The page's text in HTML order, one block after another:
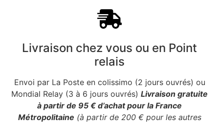
Livraison chez vous ou en Point
relais
Envoi par La Poste en colissimo (2 jours ouvrés) ou
Mondial Relay (3 à 6 jours ouvrés) Livraison gratuite
à partir de 95 € d’achat pour la France
Métropolitaine (à partir de 200 € pour les autres